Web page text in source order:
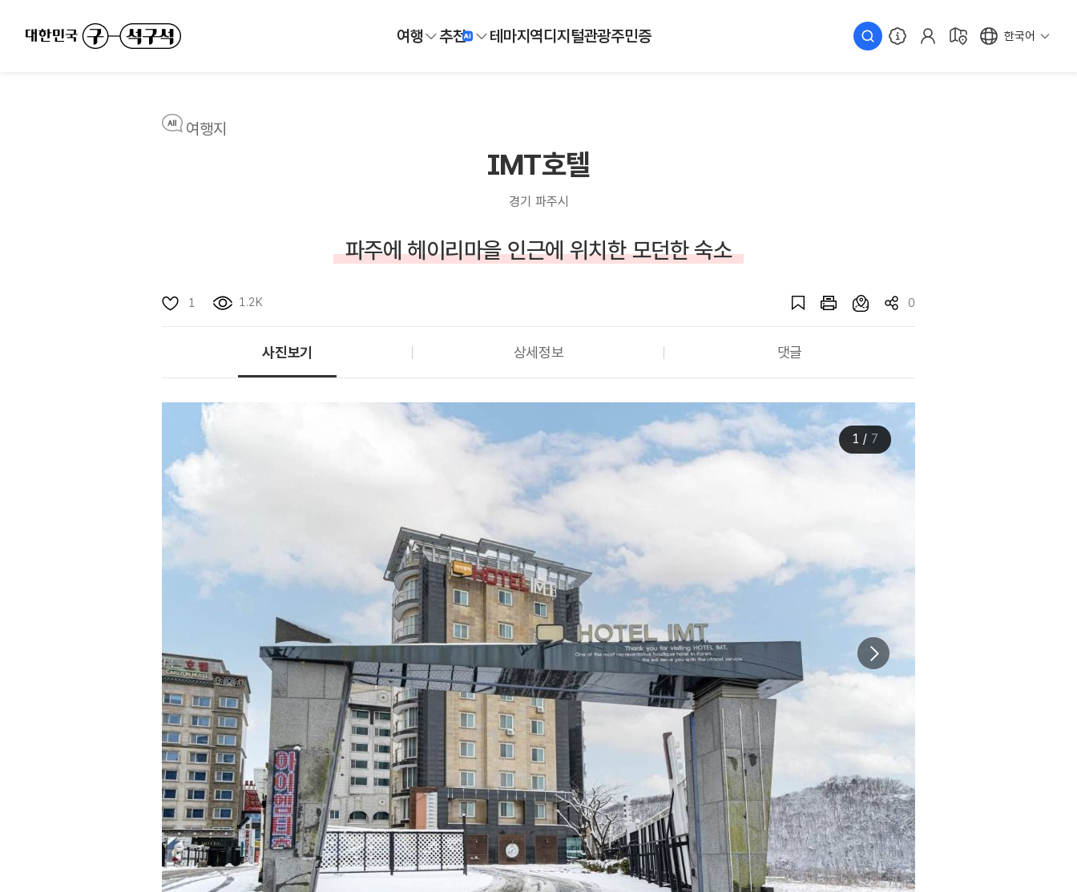
여행 추천 테마지역디지털관광주민증 한국어
여행지
IMT호텔
경기 파주시
파주에 헤이리마을 인근에 위치한 모던한 숙소
1 1.2K 0
사진보기 상세정보 댓글
1 / 7